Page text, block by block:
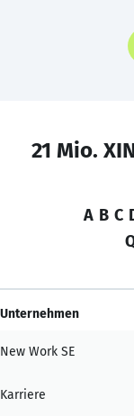
21 Mio.
A B C
Unternehmen
New Work SE
Karriere